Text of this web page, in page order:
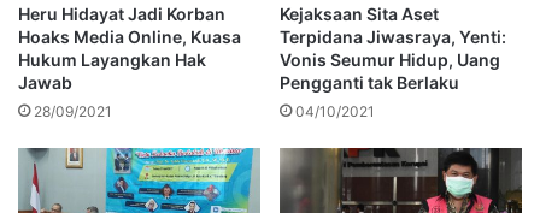
Heru Hidayat Jadi Korban
Hoaks Media Online, Kuasa
Hukum Layangkan Hak
Jawab
28/09/2021
Kejaksaan Sita Aset
Terpidana Jiwasraya, Yenti:
Vonis Seumur Hidup, Uang
Pengganti tak Berlaku
04/10/2021